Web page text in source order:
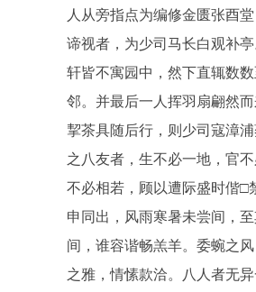
人从旁指点为编修金匮张酉
谛视者，为少司马长白观补
轩皆不寓园中，然下直辄数
邻。并最后一人挥羽扇翩然
挈茶具随后行，则少司寇漳浦
之八友者，生不必一地，官
不必相若，顾以遭际盛时偕□
申同出，风雨寒暑未尝间，
间，谁容谐畅羔羊。委蜿之
之雅，情愫款洽。八人者无